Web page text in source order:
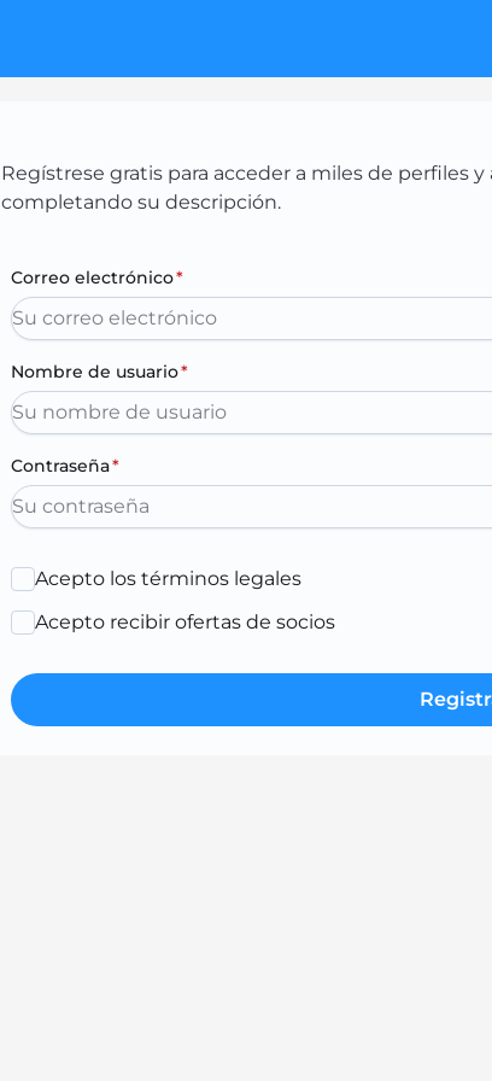
Regístrese gratis para acceder a miles de perfiles
completando su descripción.
Correo electrónico*
Nombre de usuario*
Contraseña*
Acepto los términos legales
Acepto recibir ofertas de socios